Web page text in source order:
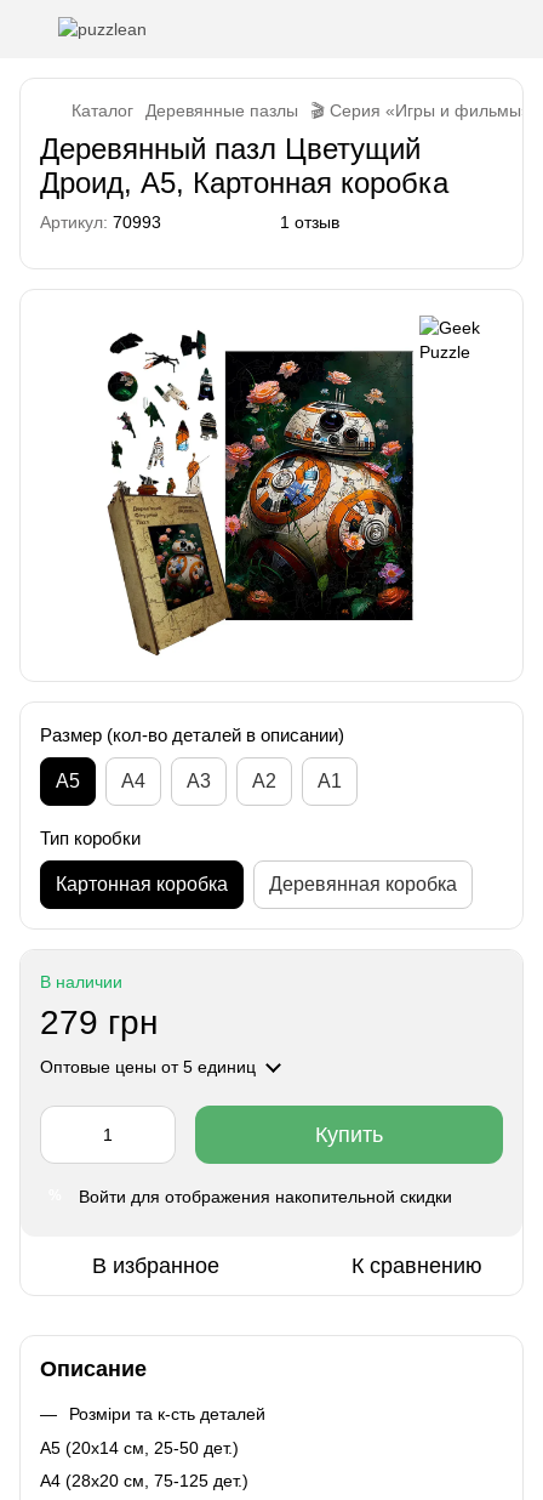
Каталог Деревянные пазлы 🎬 Серия «Игры и фильмы»
Деревянный пазл Цветущий
Дроид, А5, Картонная коробка
Артикул: 70993 1 отзыв
Размер (кол-во деталей в описании)
А5 А4 A3 A2 A1
Тип коробки
Картонная коробка Деревянная коробка
В наличии
279 грн
Оптовые цены от 5 единиц
Купить
Войти для отображения накопительной скидки
В избранное К сравнению
Описание
Розміри та к-сть деталей
A5 (20х14 см, 25-50 дет.)
A4 (28x20 см, 75-125 дет.)